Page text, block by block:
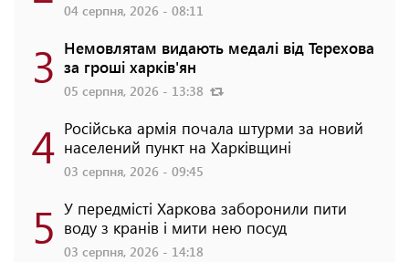
04 серпня, 2026 - 08:11
3 Немовлятам видають медалі від Терехова
за гроші харків'ян
05 серпня, 2026 - 13:38
4 Російська армія почала штурми за новий
населений пункт на Харківщині
03 серпня, 2026 - 09:45
5 У передмісті Харкова заборонили пити
воду з кранів і мити нею посуд
03 серпня, 2026 - 14:18